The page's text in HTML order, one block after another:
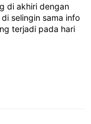
di akhiri dengan
selingin sama info
terjadi pada hari